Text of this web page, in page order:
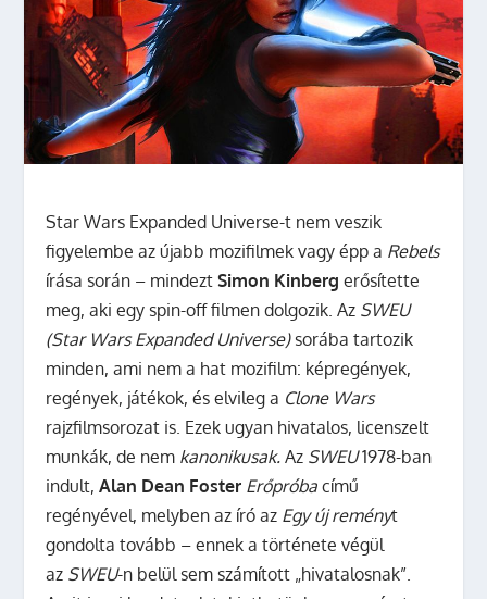
Star Wars Expanded Universe-t nem veszik
figyelembe az újabb mozifilmek vagy épp a Rebels
írása során – mindeztSimon Kinberg erősítette
meg, aki egy spin-off filmen dolgozik.Az SWEU
(Star Wars Expanded Universe)sorába tartozik
minden, ami nem a hat mozifilm: képregények,
regények, játékok, és elvileg a Clone Wars
rajzfilmsorozat is. Ezek ugyan hivatalos, licenszelt
munkák, de nem kanonikusak.Az SWEU1978-ban
indult,Alan Dean Foster Erőpróba című
regényével, melyben az író az Egy új reményt
gondolta tovább – ennek a története végül
az SWEU-n belül sem számított „hivatalosnak”.